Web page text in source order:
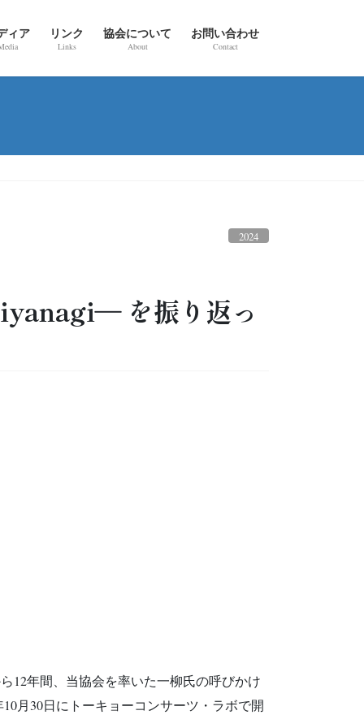
ィア リンク
Links
協会について
About
お問い合わせ
Contact
2024
を振り返っ
12年間、当協会を率いた一柳氏の呼びかけ
月30日にトーキョーコンサーツ・ラボで開